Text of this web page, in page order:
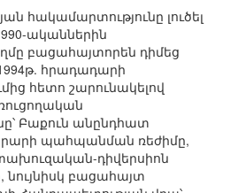
հակամարտությունը լուծել
ականներին
բացահայտորեն դիմեց
հրադադարի
հետո շարունակելով
Բաքուն անընդհատ
պահպանման ռեժիմը,
դիվերսիոն
բացահայտ